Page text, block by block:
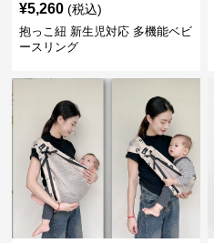
¥5,260 (税込)
抱っこ紐 新生児対応 多機能ベビ
ースリング